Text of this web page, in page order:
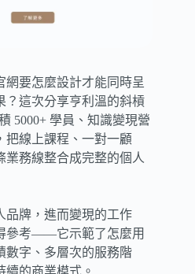
網要怎麼設計才能同時呈
？這次分享亨利溫的斜槓
5000+ 學員、知識變現營
把線上課程、一對一顧
業務線整合成完整的個人
品牌，進而變現的工作
參考——它示範了怎麼用
數字、多層次的服務階